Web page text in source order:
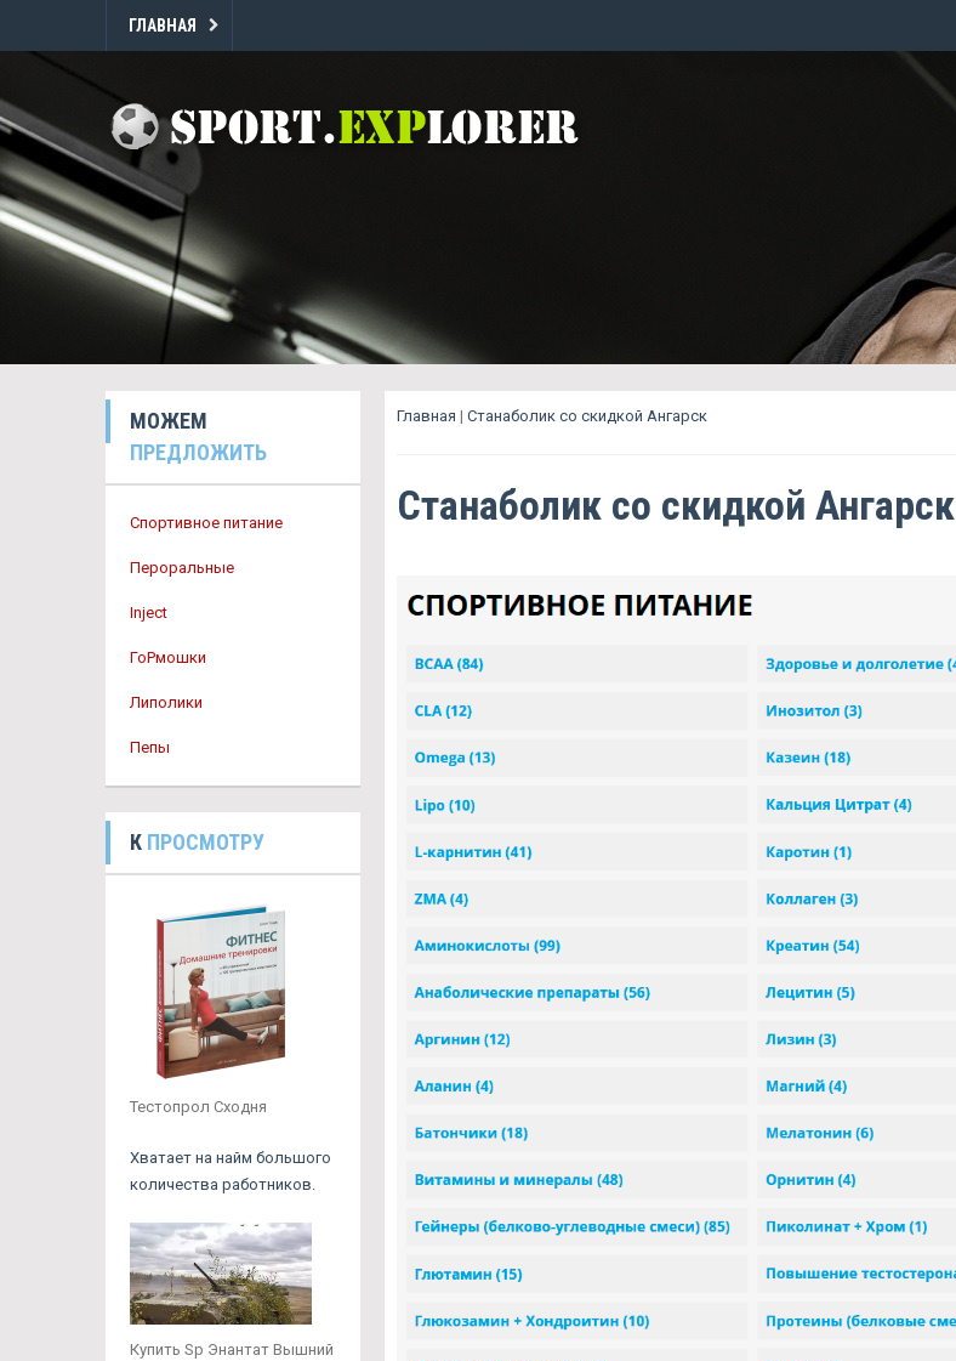
ГЛАВНАЯ
МОЖЕМ
ПРЕДЛОЖИТЬ
Спортивное питание
Пероральные
Inject
ГоРмошки
Липолики
Пепы
К ПРОСМОТРУ
Тестопрол Сходня
Хватает на найм большого
количества работников.
Купить Sp Энантат Вышний
Главная | Станаболик со скидкой Ангарск
Станаболик со скидкой Ангарск